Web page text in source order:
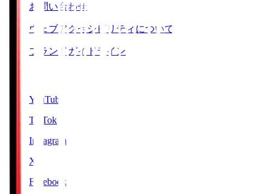
お問い合わせ
ウェブアクセシビリティについて
ブランドガイドライン
YouTube
TikTok
Instagram
X
Facebook